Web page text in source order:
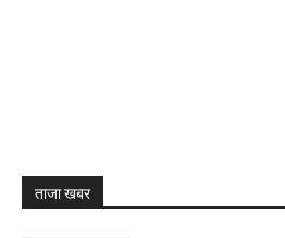
ताजा खबर